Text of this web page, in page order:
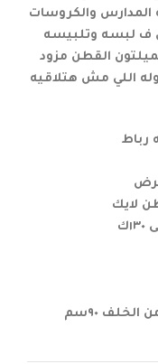
والكروسات
ف لبسه وتلبيسه
القطن مزود
اللي مش هتلاقيه
رباط
لايك